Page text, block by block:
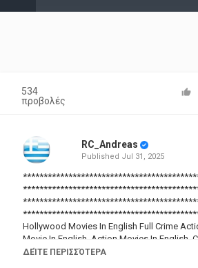
534
προβολές
RC_Andreas
Published Jul 31, 2025
Hollywood Movies In English Full Crime
Movie In English, Action Movies In English,
English, Thriller Movies In English, Jason
ΔΕΊΤΕ ΠΕΡΙΣΣΌΤΕΡΑ